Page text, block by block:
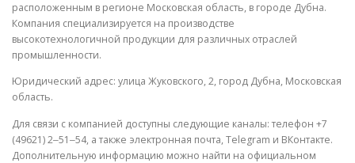
расположенным в регионе Московская область, в городе Дубна.
Компания специализируется на производстве
высокотехнологичной продукции для различных отраслей
промышленности.
Юридический адрес: улица Жуковского, 2, город Дубна, Московская
область.
Для связи с компанией доступны следующие каналы: телефон +7
(49621) 2‒51‒54, а также электронная почта, Telegram и ВКонтакте.
Дополнительную информацию можно найти на официальном